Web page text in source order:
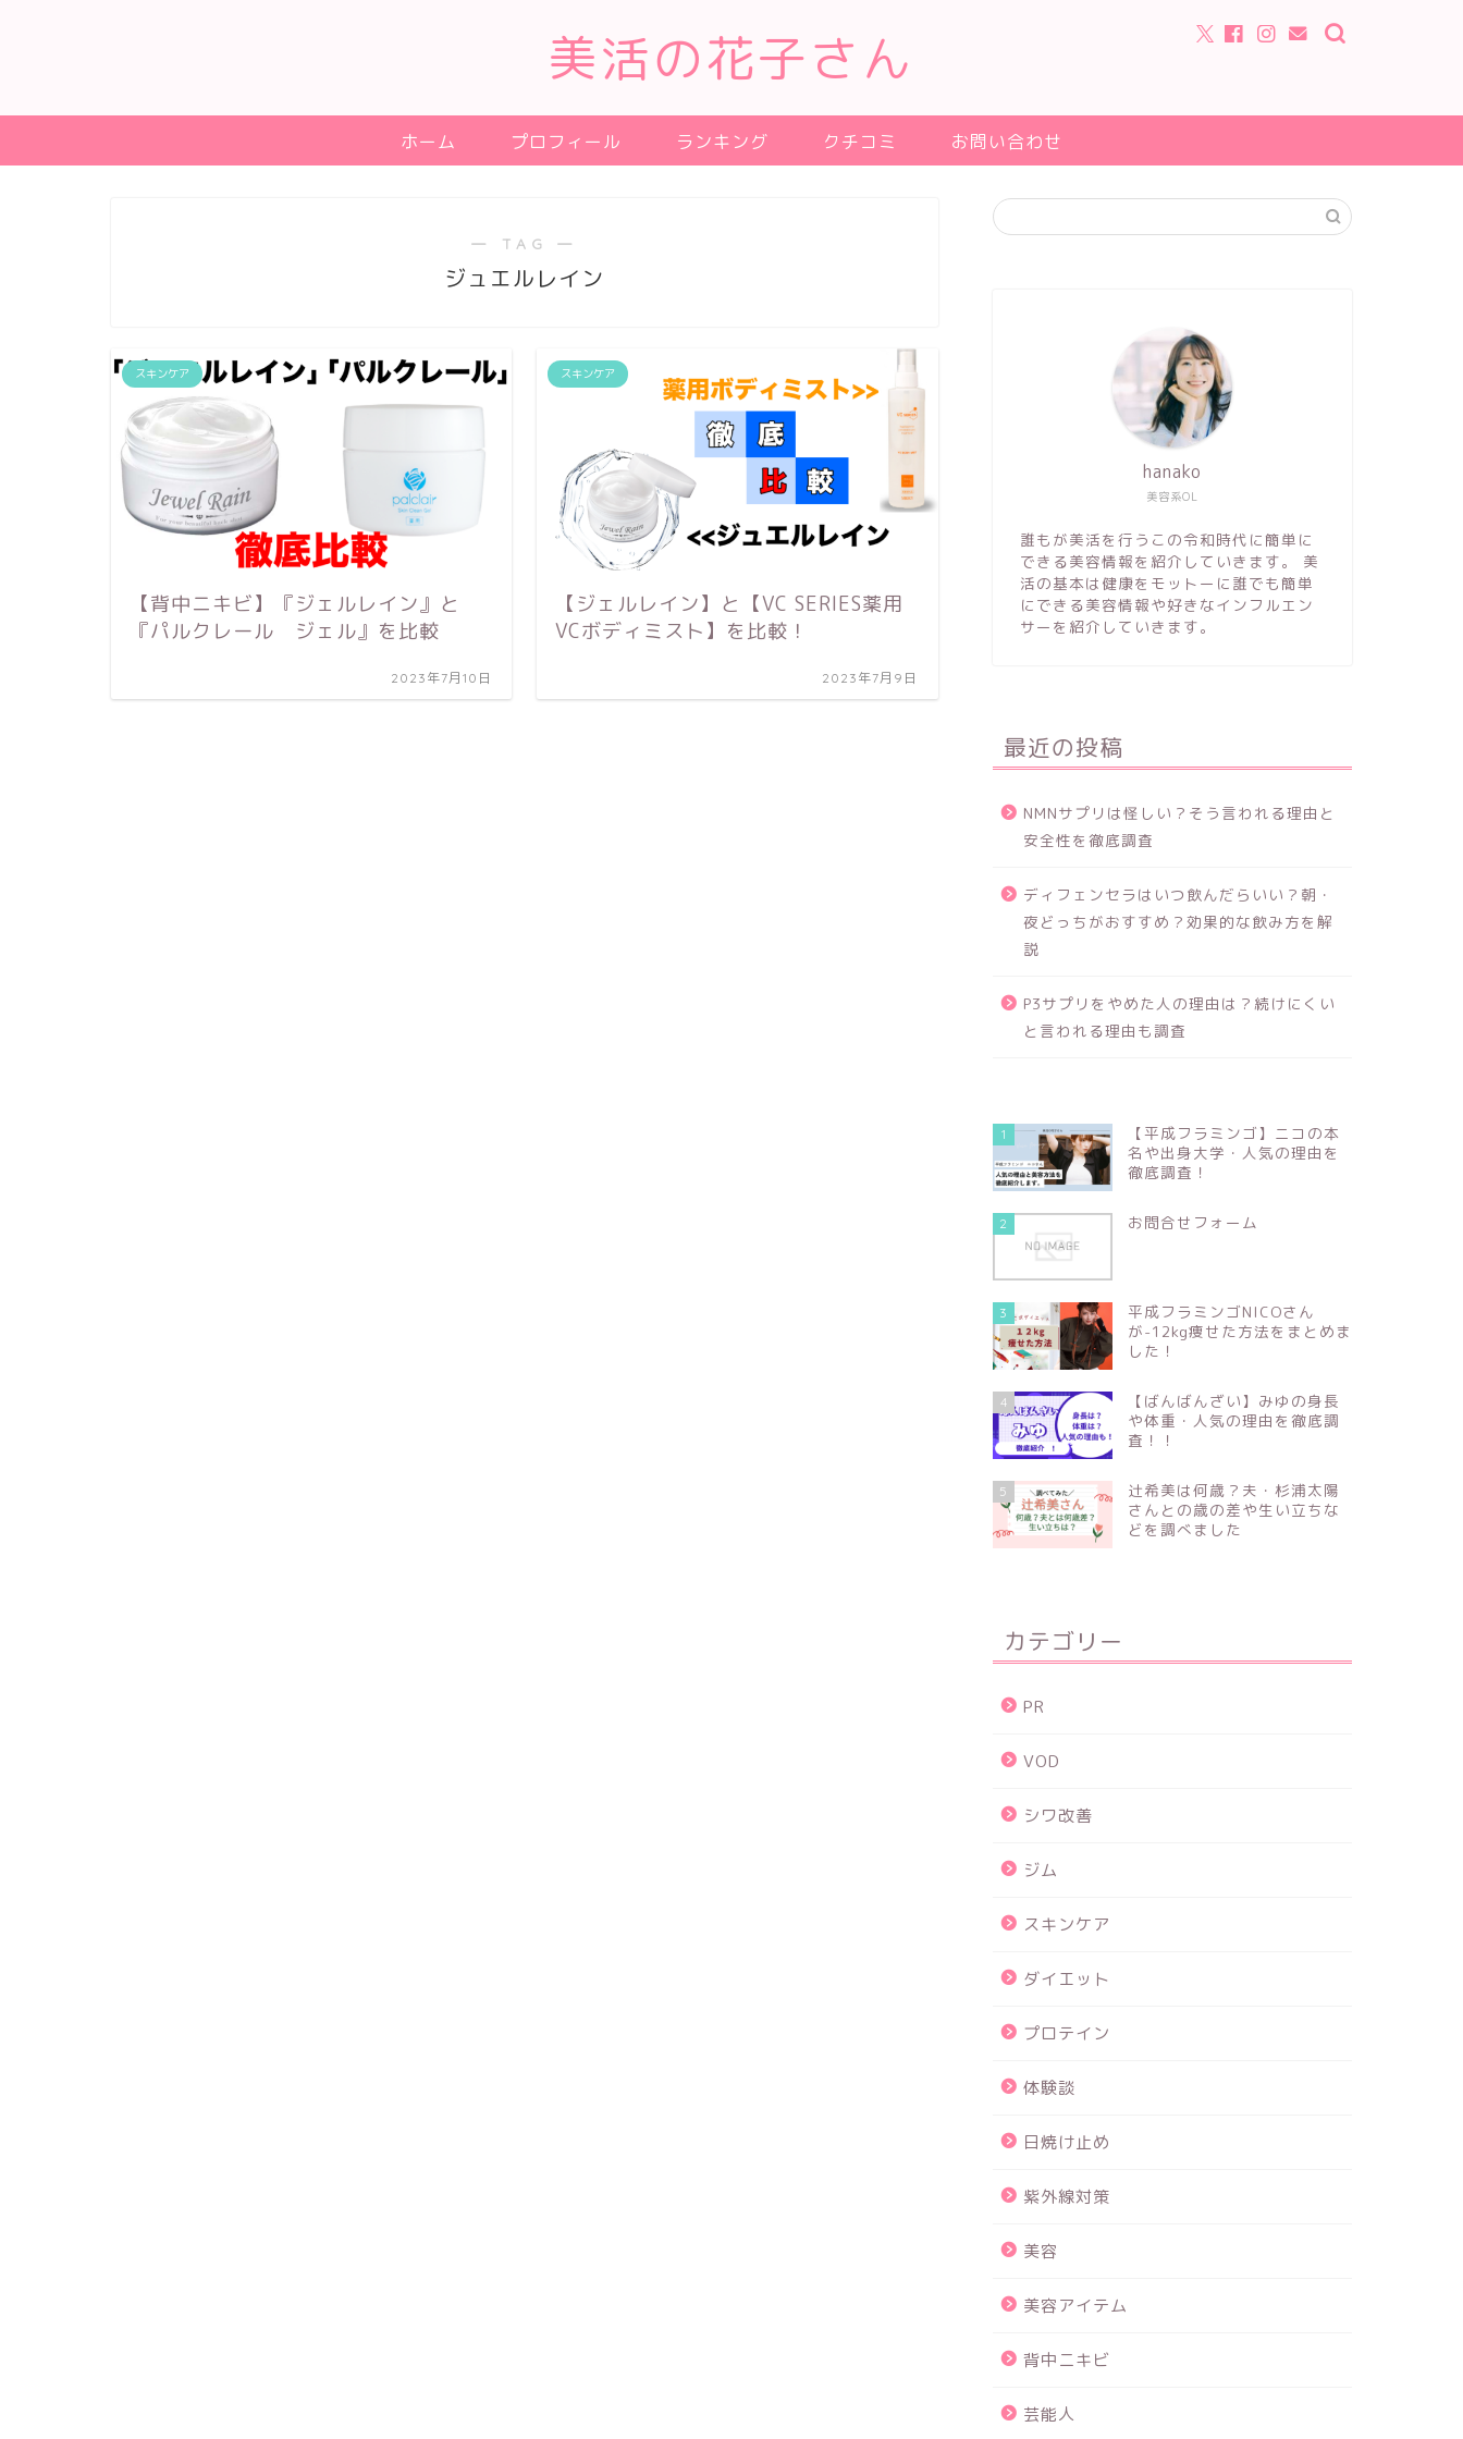
美活の花子さん
ホーム プロフィール ランキング クチコミ お問い合わせ
― TAG ―
ジュエルレイン
スキンケア
【背中ニキビ】『ジェルレイン』と
『パルクレール ジェル』を比較
2023年7月10日
スキンケア
【ジェルレイン】と【VC SERIES薬用
VCボディミスト】を比較！
2023年7月9日
美容系OL
hanako
誰もが美活を行うこの令和時代に簡単に
できる美容情報を紹介していきます。 美
活の基本は健康をモットーに誰でも簡単
にできる美容情報や好きなインフルエン
サーを紹介していきます。
最近の投稿
NMNサプリは怪しい？そう言われる理由と
安全性を徹底調査
ディフェンセラはいつ飲んだらいい？朝・
夜どっちがおすすめ？効果的な飲み方を解
説
P3サプリをやめた人の理由は？続けにくい
と言われる理由も調査
1
【平成フラミンゴ】ニコの本
名や出身大学・人気の理由を
徹底調査！
2 お問合せフォーム
3
平成フラミンゴNICOさん
が-12kg痩せた方法をまとめま
した！
4
【ばんばんざい】みゆの身長
や体重・人気の理由を徹底調
査！！
5
辻希美は何歳？夫・杉浦太陽
さんとの歳の差や生い立ちな
どを調べました
カテゴリー
PR
VOD
シワ改善
ジム
スキンケア
ダイエット
プロテイン
体験談
日焼け止め
紫外線対策
美容
美容アイテム
背中ニキビ
芸能人